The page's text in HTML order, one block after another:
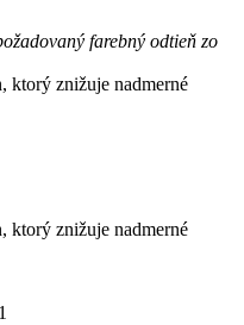
farebný odtieň zo
ktorý znižuje nadmerné
ktorý znižuje nadmerné